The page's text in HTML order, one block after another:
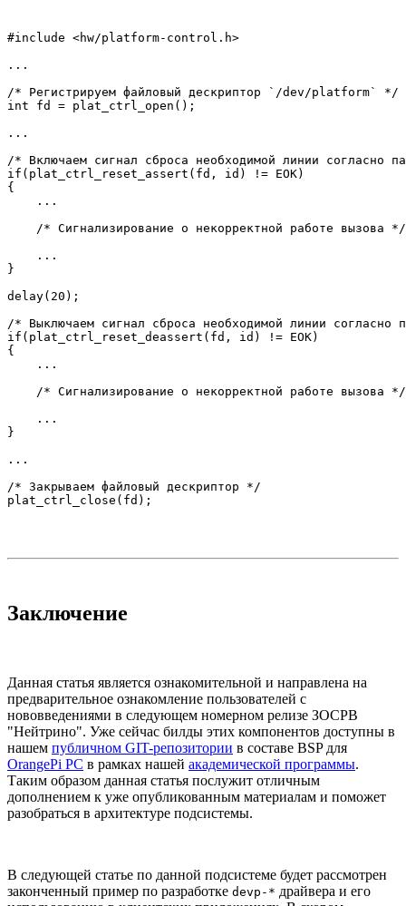
#include <hw/platform-control.h>
...
/* Регистрируем файловый дескриптор `/dev/platform` */
int fd = plat_ctrl_open();
...
/* Включаем сигнал сброса необходимой линии согласно
if(plat_ctrl_reset_assert(fd, id) != EOK)
{
    ...
    /* Сигнализирование о некорректной работе вызова */
    ...
}
delay(20);
/* Выключаем сигнал сброса необходимой линии
if(plat_ctrl_reset_deassert(fd, id) != EOK)
{
    ...
    /* Сигнализирование о некорректной работе вызова */
    ...
}
...
/* Закрываем файловый дескриптор */
plat_ctrl_close(fd);
Заключение
Данная статья является ознакомительной и направлена на
предварительное ознакомление пользователей с
нововведениями в следующем номерном релизе ЗОСРВ
"Нейтрино". Уже сейчас билды этих компонентов доступны в
нашем публичном GIT-репозитории в составе BSP для
OrangePi PC в рамках нашей академической программы.
Таким образом данная статья послужит отличным
дополнением к уже опубликованным материалам и поможет
разобраться в архитектуре подсистемы.
В следующей статье по данной подсистеме будет рассмотрен
законченный пример по разработке devp-* драйвера и его